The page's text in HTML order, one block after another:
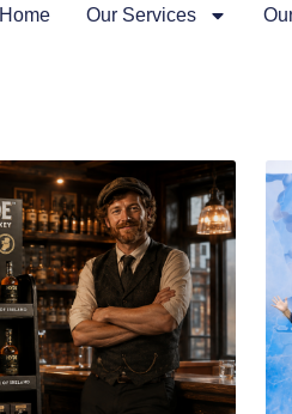
Home Our Services